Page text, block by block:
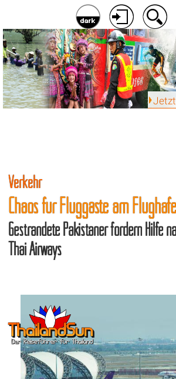
Verkehr
Chaos für Fluggäste am
Gestrandete Pakistaner fordern Hilfe
Thai Airways